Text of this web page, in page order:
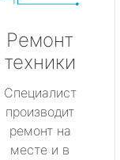
Ремонт
техники
Специалист
производит
ремонт на
месте и в